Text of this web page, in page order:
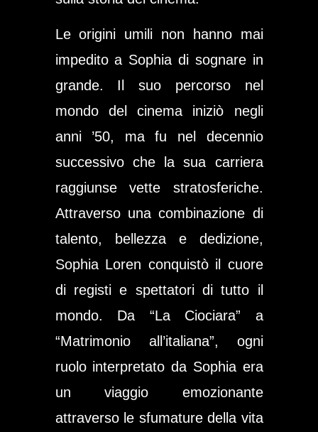
Le origini umili non hanno mai
impedito a Sophia di sognare in
grande. Il suo percorso nel
mondo del cinema iniziò negli
anni ’50, ma fu nel decennio
successivo che la sua carriera
raggiunse vette stratosferiche.
Attraverso una combinazione di
talento, bellezza e dedizione,
Sophia Loren conquistò il cuore
di registi e spettatori di tutto il
mondo. Da “La Ciociara” a
“Matrimonio all’italiana”, ogni
ruolo interpretato da Sophia era
un viaggio emozionante
attraverso le sfumature della vita